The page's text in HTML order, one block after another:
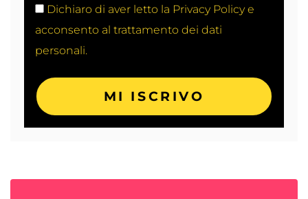
Dichiaro di aver letto la Privacy Policy e
acconsento al trattamento dei dati
personali.
MI ISCRIVO